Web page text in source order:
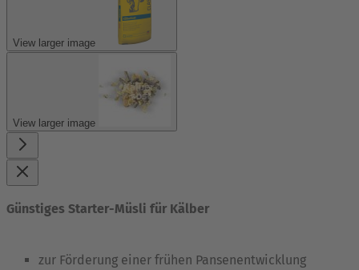
View larger image
View larger image
Günstiges Starter-Müsli für Kälber
zur Förderung einer frühen Pansenentwicklung